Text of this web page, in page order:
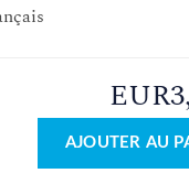
AJOUTER AU